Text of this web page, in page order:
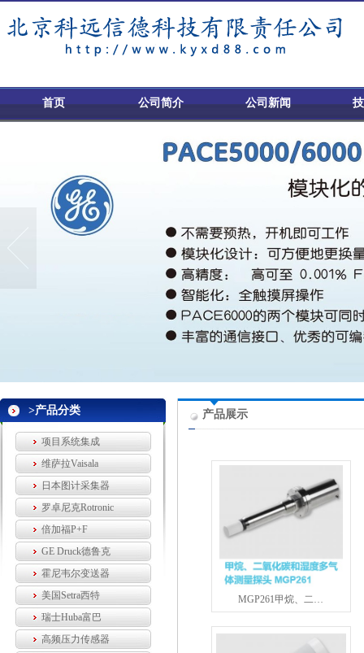
首页 公司简介 公司新闻
>产品分类
项目系统集成
维萨拉Vaisala
日本图计采集器
罗卓尼克Rotronic
倍加福P+F
GE Druck德鲁克
霍尼韦尔变送器
美国Setra西特
瑞士Huba富巴
高频压力传感器
产品展示
MGP261甲烷、二…